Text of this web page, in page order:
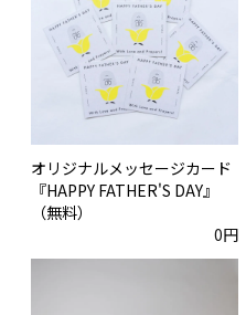
オリジナルメッセージカード
『HAPPY FATHER'S DAY』
（無料）
0円